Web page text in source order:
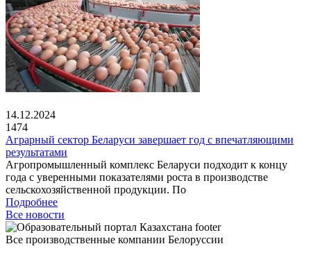
14.12.2024
1474
Аграрный сектор Беларуси завершает год с впечатляющими
результатами
Агропромышленный комплекс Беларуси подходит к концу
года с уверенными показателями роста в производстве
сельскохозяйственной продукции. По
Подробнее
Все новости
Все производственные компании Белоруссии